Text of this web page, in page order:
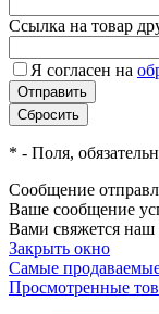
Ссылка на товар
Я согласен на
* - Поля,
Сообщение
Ваше сообщение
Вами свяжется наш
Закрыть окно
Самые
Просмотренные